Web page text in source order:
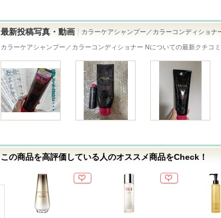
録
て
い
ま
す
最新投稿写真・動画 カラーケアシャンプー／カラーコンディショナ
カラーケアシャンプー／カラーコンディショナー Nについての最新クチコ
この商品を高評価している人のオススメ商品をCheck！